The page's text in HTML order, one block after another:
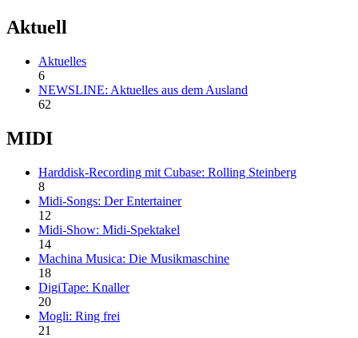
Aktuell
Aktuelles
6
NEWSLINE: Aktuelles aus dem Ausland
62
MIDI
Harddisk-Recording mit Cubase: Rolling Steinberg
8
Midi-Songs: Der Entertainer
12
Midi-Show: Midi-Spektakel
14
Machina Musica: Die Musikmaschine
18
DigiTape: Knaller
20
Mogli: Ring frei
21